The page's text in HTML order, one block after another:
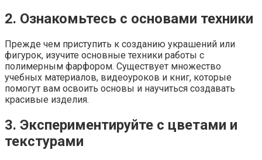
2. Ознакомьтесь с основами техники
Прежде чем приступить к созданию украшений или
фигурок, изучите основные техники работы с
полимерным фарфором. Существует множество
учебных материалов, видеоуроков и книг, которые
помогут вам освоить основы и научиться создавать
красивые изделия.
3. Экспериментируйте с цветами и
текстурами